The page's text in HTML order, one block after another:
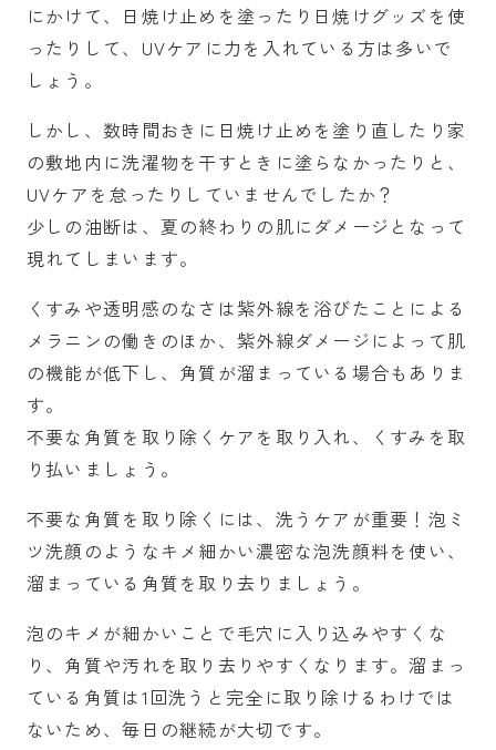
にかけて、日焼け止めを塗ったり日焼けグッズを使
ったりして、UVケアに力を入れている方は多いで
しょう。
しかし、数時間おきに日焼け止めを塗り直したり家
の敷地内に洗濯物を干すときに塗らなかったりと、
UVケアを怠ったりしていませんでしたか？
少しの油断は、夏の終わりの肌にダメージとなって
現れてしまいます。
くすみや透明感のなさは紫外線を浴びたことによる
メラニンの働きのほか、紫外線ダメージによって肌
の機能が低下し、角質が溜まっている場合もありま
す。
不要な角質を取り除くケアを取り入れ、くすみを取
り払いましょう。
不要な角質を取り除くには、洗うケアが重要！泡ミ
ツ洗顔のようなキメ細かい濃密な泡洗顔料を使い、
溜まっている角質を取り去りましょう。
泡のキメが細かいことで毛穴に入り込みやすくな
り、角質や汚れを取り去りやすくなります。溜まっ
ている角質は1回洗うと完全に取り除けるわけでは
ないため、毎日の継続が大切です。